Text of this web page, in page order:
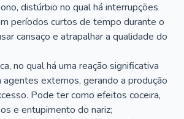
distúrbio no qual há interrupções
períodos curtos de tempo durante o
cansaço e atrapalhar a qualidade do
no qual há uma reação significativa
agentes externos, gerando a produção
Pode ter como efeitos coceira,
e entupimento do nariz;